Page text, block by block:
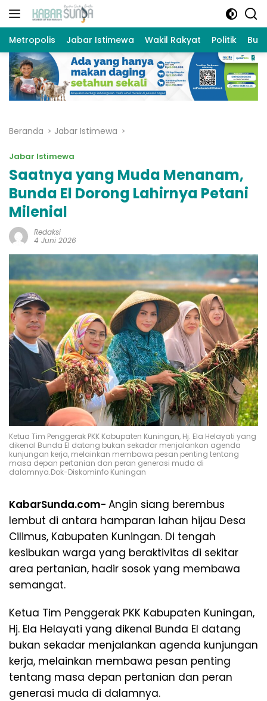
Langsung
Metropolis Jabar Istimewa Wakil Rakyat Politik
Beranda Jabar Istimewa
Jabar Istimewa
Saatnya yang Muda Menanam,
Bunda El Dorong Lahirnya Petani
Milenial
Redaksi
4 Juni 2026
Ketua Tim Penggerak PKK Kabupaten Kuningan, Hj. Ela Helayati yang
dikenal Bunda El datang bukan sekadar menjalankan agenda
kunjungan kerja, melainkan membawa pesan penting tentang
masa depan pertanian dan peran generasi muda di
dalamnya.Dok-Diskominfo Kuningan
KabarSunda.com- Angin siang berembus
lembut di antara hamparan lahan hijau Desa
Cilimus, Kabupaten Kuningan. Di tengah
kesibukan warga yang beraktivitas di sekitar
area pertanian, hadir sosok yang membawa
semangat.
Ketua Tim Penggerak PKK Kabupaten Kuningan,
Hj. Ela Helayati yang dikenal Bunda El datang
bukan sekadar menjalankan agenda kunjungan
kerja, melainkan membawa pesan penting
tentang masa depan pertanian dan peran
generasi muda di dalamnya.